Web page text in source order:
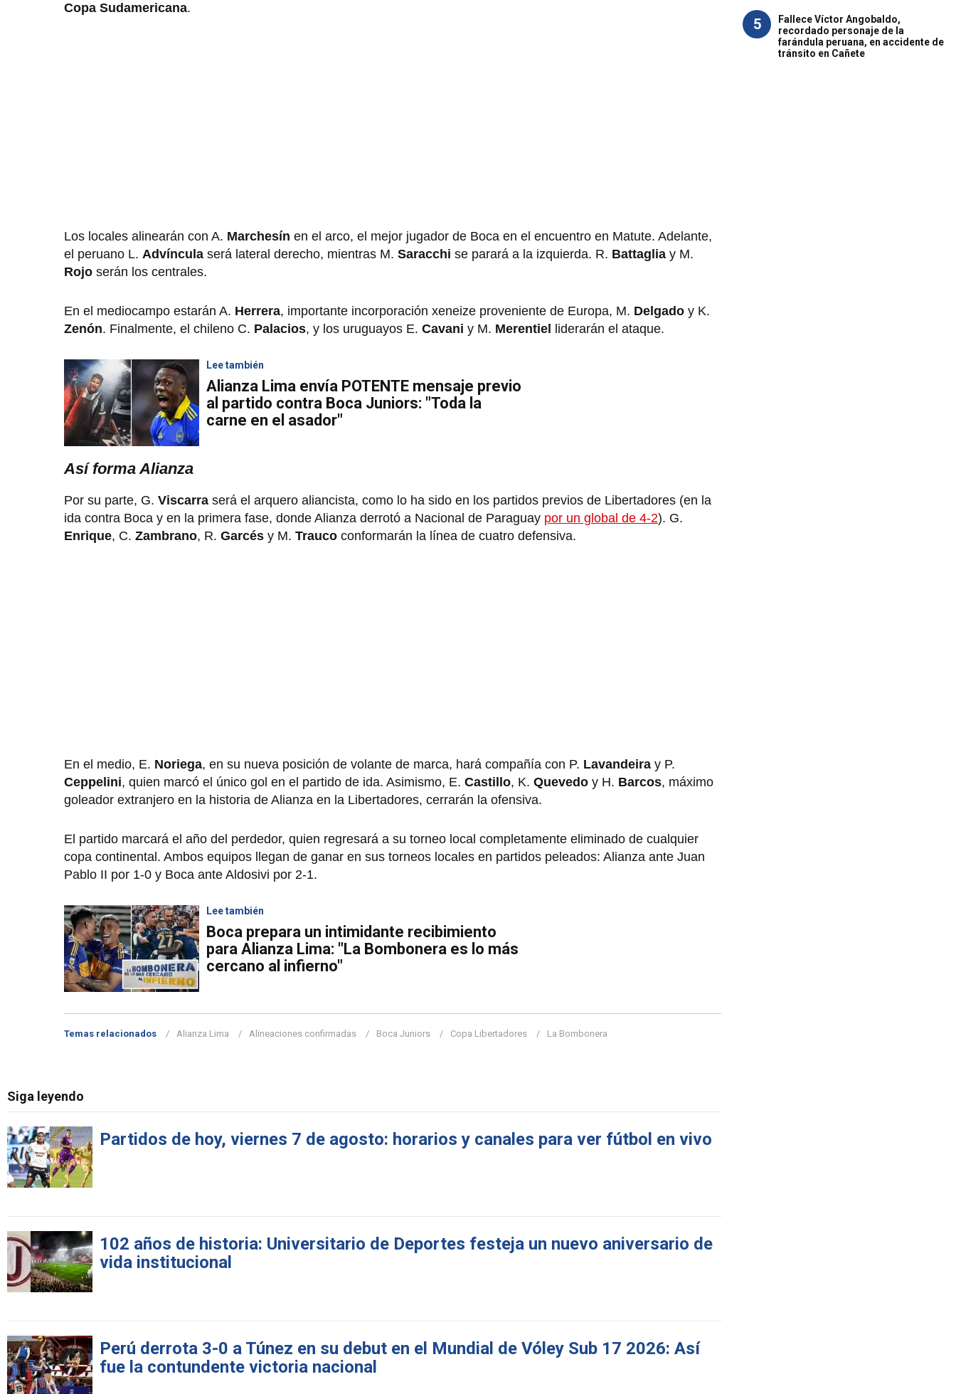
Copa Sudamericana.
Los locales alinearán con A. Marchesín en el arco, el mejor jugador de Boca en el encuentro en Matute. Adelante,
el peruano L. Advíncula será lateral derecho, mientras M. Saracchi se parará a la izquierda. R. Battaglia y M.
Rojo serán los centrales.
En el mediocampo estarán A. Herrera, importante incorporación xeneize proveniente de Europa, M. Delgado y K.
Zenón. Finalmente, el chileno C. Palacios, y los uruguayos E. Cavani y M. Merentiel liderarán el ataque.
Lee también
Alianza Lima envía POTENTE mensaje previo
al partido contra Boca Juniors: "Toda la
carne en el asador"
Así forma Alianza
Por su parte, G. Viscarra será el arquero aliancista, como lo ha sido en los partidos previos de Libertadores (en la
ida contra Boca y en la primera fase, donde Alianza derrotó a Nacional de Paraguay por un global de 4-2). G.
Enrique, C. Zambrano, R. Garcés y M. Trauco conformarán la línea de cuatro defensiva.
En el medio, E. Noriega, en su nueva posición de volante de marca, hará compañía con P. Lavandeira y P.
Ceppelini, quien marcó el único gol en el partido de ida. Asimismo, E. Castillo, K. Quevedo y H. Barcos, máximo
goleador extranjero en la historia de Alianza en la Libertadores, cerrarán la ofensiva.
El partido marcará el año del perdedor, quien regresará a su torneo local completamente eliminado de cualquier
copa continental. Ambos equipos llegan de ganar en sus torneos locales en partidos peleados: Alianza ante Juan
Pablo II por 1-0 y Boca ante Aldosivi por 2-1.
Lee también
Boca prepara un intimidante recibimiento
para Alianza Lima: "La Bombonera es lo más
cercano al infierno"
Temas relacionados Alianza Lima Alineaciones confirmadas Boca Juniors Copa Libertadores La Bombonera
Siga leyendo
Partidos de hoy, viernes 7 de agosto: horarios y canales para ver fútbol en vivo
102 años de historia: Universitario de Deportes festeja un nuevo aniversario de
vida institucional
Perú derrota 3-0 a Túnez en su debut en el Mundial de Vóley Sub 17 2026: Así
fue la contundente victoria nacional
5
Fallece Víctor Angobaldo,
recordado personaje de la
farándula peruana, en accidente de
tránsito en Cañete